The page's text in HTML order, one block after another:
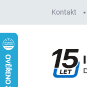
obsah
Kontakt